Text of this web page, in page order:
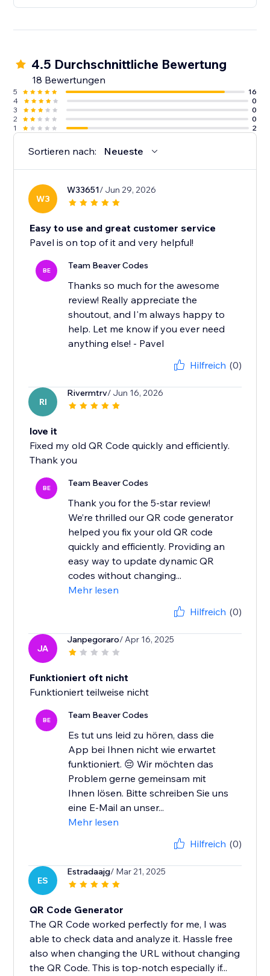
4.5 Durchschnittliche Bewertung
18 Bewertungen
5
16
4
0
3
0
2
0
1
2
Sortieren nach: Neueste
W3
W33651/ Jun 29, 2026
Easy to use and great customer service
Pavel is on top of it and very helpful!
BE Team Beaver Codes
Thanks so much for the awesome
review! Really appreciate the
shoutout, and I'm always happy to
help. Let me know if you ever need
anything else! - Pavel
Hilfreich (0)
RI
Rivermtrv/ Jun 16, 2026
love it
Fixed my old QR Code quickly and efficiently.
Thank you
BE Team Beaver Codes
Thank you for the 5-star review!
We’re thrilled our QR code generator
helped you fix your old QR code
quickly and efficiently. Providing an
easy way to update dynamic QR
codes without changing...
Mehr lesen
Hilfreich (0)
JA
Janpegoraro/ Apr 16, 2025
Funktioniert oft nicht
Funktioniert teilweise nicht
BE Team Beaver Codes
Es tut uns leid zu hören, dass die
App bei Ihnen nicht wie erwartet
funktioniert. 😔 Wir möchten das
Problem gerne gemeinsam mit
Ihnen lösen. Bitte schreiben Sie uns
eine E-Mail an unser...
Mehr lesen
Hilfreich (0)
ES
Estradaajg/ Mar 21, 2025
QR Code Generator
The QR Code worked perfectly for me, I was
able to check data and analyze it. Hassle free
also when changing the URL without changing
the QR Code. This is top-notch especially if...